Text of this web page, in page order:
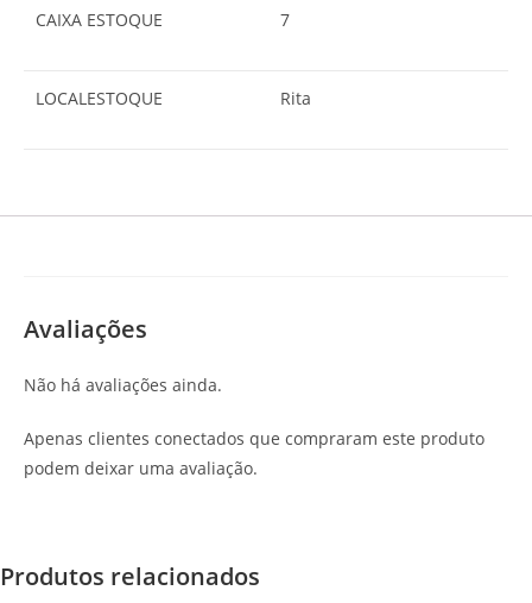
CAIXA ESTOQUE 7
LOCALESTOQUE Rita
Avaliações
Não há avaliações ainda.
Apenas clientes conectados que compraram este produto
podem deixar uma avaliação.
Produtos relacionados